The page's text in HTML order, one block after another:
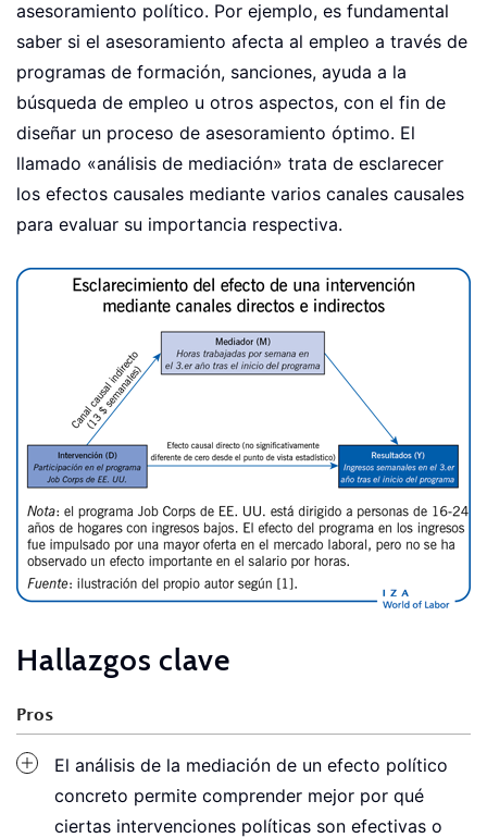
asesoramiento político. Por ejemplo, es fundamental
saber si el asesoramiento afecta al empleo a través de
programas de formación, sanciones, ayuda a la
búsqueda de empleo u otros aspectos, con el fin de
diseñar un proceso de asesoramiento óptimo. El
llamado «análisis de mediación» trata de esclarecer
los efectos causales mediante varios canales causales
para evaluar su importancia respectiva.
Hallazgos clave
Pros
El análisis de la mediación de un efecto político
concreto permite comprender mejor por qué
ciertas intervenciones políticas son efectivas o